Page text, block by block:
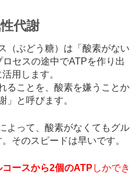
代謝
（ぶどう糖）は「酸素がない
セスの途中でATPを作り出
用します。
ることを、酸素を嫌うことか
」と呼びます。
よって、酸素がなくてもグル
そのスピードは早いです。
コースから2個のATP しかでき